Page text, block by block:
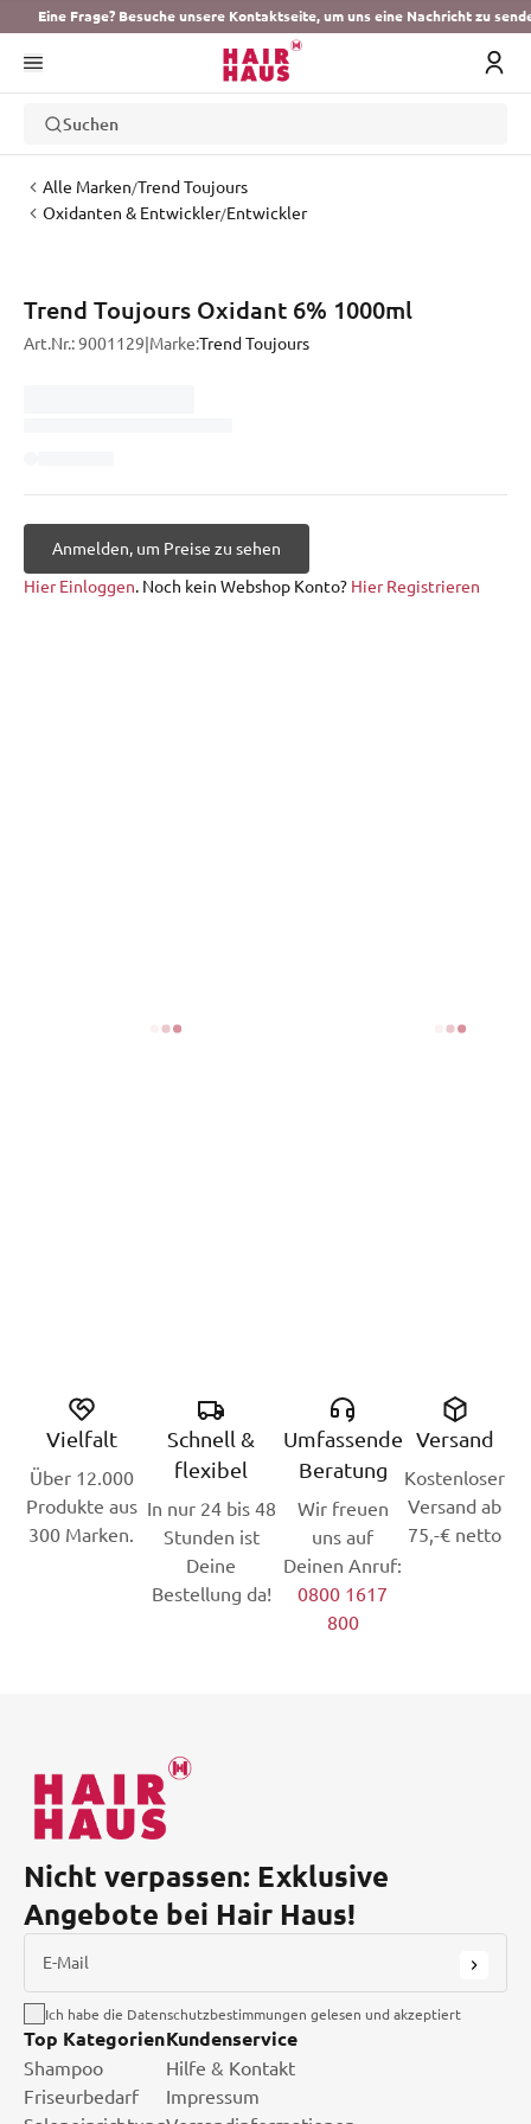
Eine Frage? Besuche unsere Kontaktseite, um uns eine Nachricht zu
Suchen
Alle Marken/Trend Toujours
Oxidanten & Entwickler/Entwickler
Trend Toujours Oxidant 6% 1000ml
Art.Nr.:9001129 Marke:Trend Toujours
Anmelden, um Preise zu sehen
Hier Einloggen. Noch kein Webshop Konto? Hier Registrieren
Vielfalt
Über 12.000
Produkte aus
300 Marken.
Schnell &
flexibel
In nur 24 bis 48
Stunden ist
Deine
Bestellung da!
Umfassende
Beratung
Wir freuen
uns auf
Deinen Anruf:
0800 1617
800
Versand
Kostenloser
Versand ab
75,-€ netto
Nicht verpassen: Exklusive
Angebote bei Hair Haus!
E-Mail
Ich habe die Datenschutzbestimmungen gelesen und akzeptiert
Top Kategorien
Shampoo
Friseurbedarf
Kundenservice
Hilfe & Kontakt
Impressum